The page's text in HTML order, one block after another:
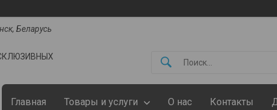
Беларусь
Главная Товары и услуги О нас Контакты